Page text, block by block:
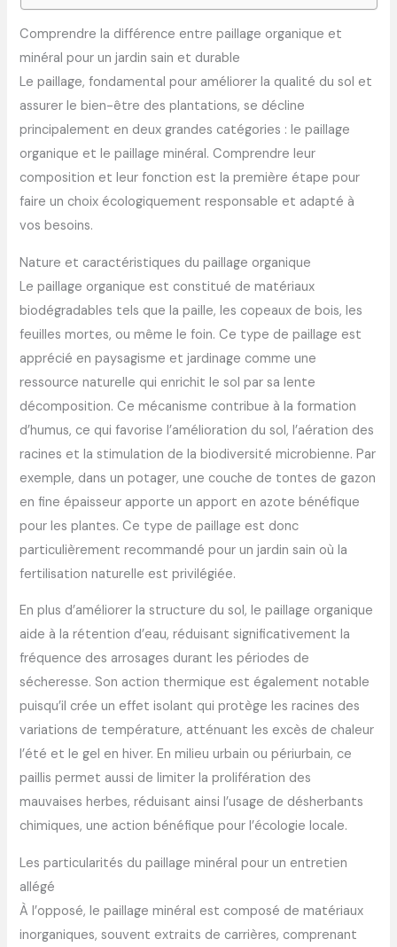
Comprendre la différence entre paillage organique et
minéral pour un jardin sain et durable
Le paillage, fondamental pour améliorer la qualité du sol et
assurer le bien-être des plantations, se décline
principalement en deux grandes catégories : le paillage
organique et le paillage minéral. Comprendre leur
composition et leur fonction est la première étape pour
faire un choix écologiquement responsable et adapté à
vos besoins.
Nature et caractéristiques du paillage organique
Le paillage organique est constitué de matériaux
biodégradables tels que la paille, les copeaux de bois, les
feuilles mortes, ou même le foin. Ce type de paillage est
apprécié en paysagisme et jardinage comme une
ressource naturelle qui enrichit le sol par sa lente
décomposition. Ce mécanisme contribue à la formation
d’humus, ce qui favorise l’amélioration du sol, l’aération des
racines et la stimulation de la biodiversité microbienne. Par
exemple, dans un potager, une couche de tontes de gazon
en fine épaisseur apporte un apport en azote bénéfique
pour les plantes. Ce type de paillage est donc
particulièrement recommandé pour un jardin sain où la
fertilisation naturelle est privilégiée.
En plus d’améliorer la structure du sol, le paillage organique
aide à la rétention d’eau, réduisant significativement la
fréquence des arrosages durant les périodes de
sécheresse. Son action thermique est également notable
puisqu’il crée un effet isolant qui protège les racines des
variations de température, atténuant les excès de chaleur
l’été et le gel en hiver. En milieu urbain ou périurbain, ce
paillis permet aussi de limiter la prolifération des
mauvaises herbes, réduisant ainsi l’usage de désherbants
chimiques, une action bénéfique pour l’écologie locale.
Les particularités du paillage minéral pour un entretien
allégé
À l’opposé, le paillage minéral est composé de matériaux
inorganiques, souvent extraits de carrières, comprenant